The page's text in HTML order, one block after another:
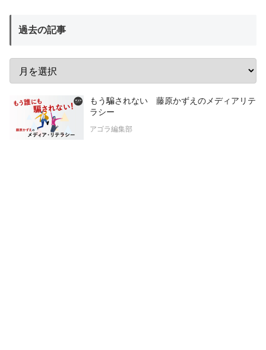
過去の記事
もう騙されない 藤原かずえのメディアリテ
ラシー
アゴラ編集部